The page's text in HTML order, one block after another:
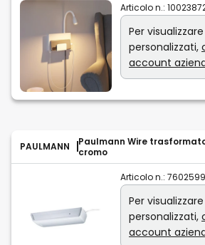
Articolo n.:
Per
personalizzati,
account
PAULMANN
Paulmann Wire
cromo
Articolo n.: 7602599
Per
personalizzati,
account